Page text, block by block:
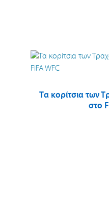
Τα κορίτσια των
στο